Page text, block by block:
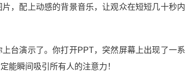
，配上动感的背景音乐，让观众在短短几十秒内
台演示了。你打开PPT，突然屏幕上出现了一系
能瞬间吸引所有人的注意力！